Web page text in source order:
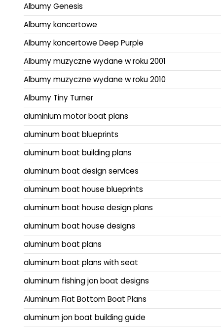
Albumy Genesis
Albumy koncertowe
Albumy koncertowe Deep Purple
Albumy muzyczne wydane w roku 2001
Albumy muzyczne wydane w roku 2010
Albumy Tiny Turner
aluminium motor boat plans
aluminum boat blueprints
aluminum boat building plans
aluminum boat design services
aluminum boat house blueprints
aluminum boat house design plans
aluminum boat house designs
aluminum boat plans
aluminum boat plans with seat
aluminum fishing jon boat designs
Aluminum Flat Bottom Boat Plans
aluminum jon boat building guide